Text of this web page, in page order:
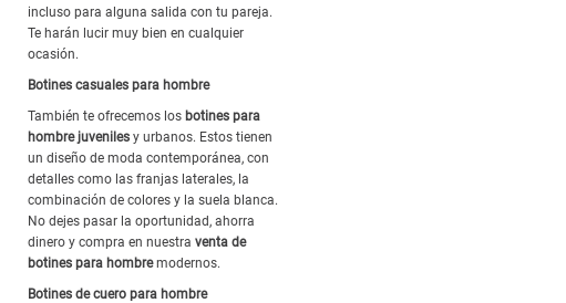
incluso para alguna salida con tu pareja.
Te harán lucir muy bien en cualquier
ocasión.
Botines casuales para hombre
También te ofrecemos los botines para
hombre juveniles y urbanos. Estos tienen
un diseño de moda contemporánea, con
detalles como las franjas laterales, la
combinación de colores y la suela blanca.
No dejes pasar la oportunidad, ahorra
dinero y compra en nuestra venta de
botines para hombremodernos.
Botines de cuero para hombre